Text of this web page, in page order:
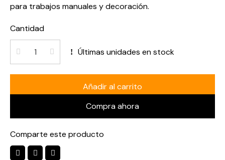
para trabajos manuales y decoración.
Cantidad
Últimas unidades en stock
Añadir al carrito
Compra ahora
Comparte este producto